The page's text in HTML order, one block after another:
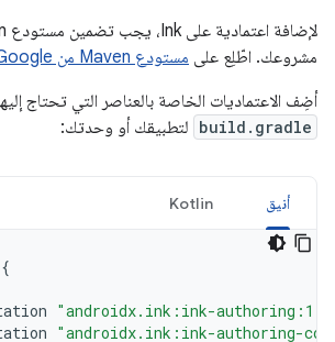
مشروعك. اطّلِع على مستودع Maven من Google
أضِف الاعتماديات الخاصة بالعناصر التي تحتاج
build.gradle لتطبيقك أو وحدتك:
أنيق Kotlin
{
"androidx.ink:ink-
"androidx.ink:ink-authoring-